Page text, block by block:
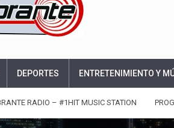
DEPORTES ENTRETENIMIENTO Y
RADIO – #1HIT MUSIC STATION